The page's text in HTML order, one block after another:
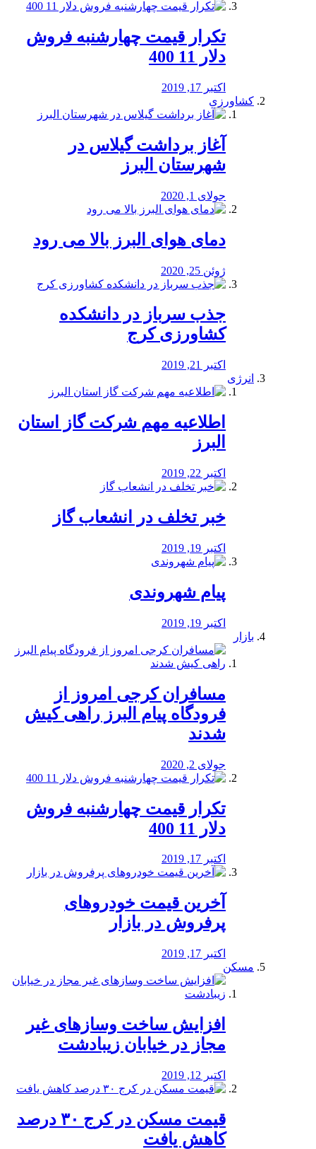
تکرار قیمت چهارشنبه فروش
دلار 11 400
اکتبر 17, 2019
کشاورزی
آغاز برداشت گیلاس در
شهرستان البرز
جولای 1, 2020
دمای هوای البرز بالا می رود
ژوئن 25, 2020
جذب سرباز در دانشکده
کشاورزی کرج
اکتبر 21, 2019
انرژی
️اطلاعیه مهم شرکت گاز استان
البرز
اکتبر 22, 2019
خبر تخلف در انشعاب گاز
اکتبر 19, 2019
پیام شهروندی
اکتبر 19, 2019
بازار
مسافران کرجی امروز از
فرودگاه پیام البرز راهی کیش
شدند
جولای 2, 2020
تکرار قیمت چهارشنبه فروش
دلار 11 400
اکتبر 17, 2019
آخرین قیمت خودرو‌های
پرفروش در بازار
اکتبر 17, 2019
مسکن
افزایش ساخت وسازهای غیر
مجاز در خیابان زیبادشت
اکتبر 12, 2019
️قیمت مسکن در کرج ۳۰ درصد
کاهش یافت